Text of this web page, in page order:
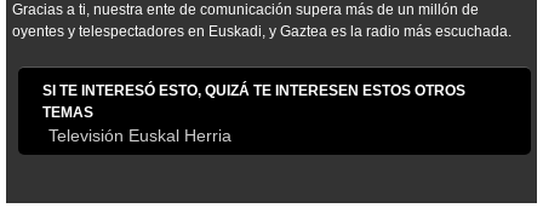
Gracias a ti, nuestra ente de comunicación supera más de un millón de
oyentes y telespectadores en Euskadi, y Gaztea es la radio más escuchada.
SI TE INTERESÓ ESTO, QUIZÁ TE INTERESEN ESTOS OTROS
TEMAS
Televisión Euskal Herria